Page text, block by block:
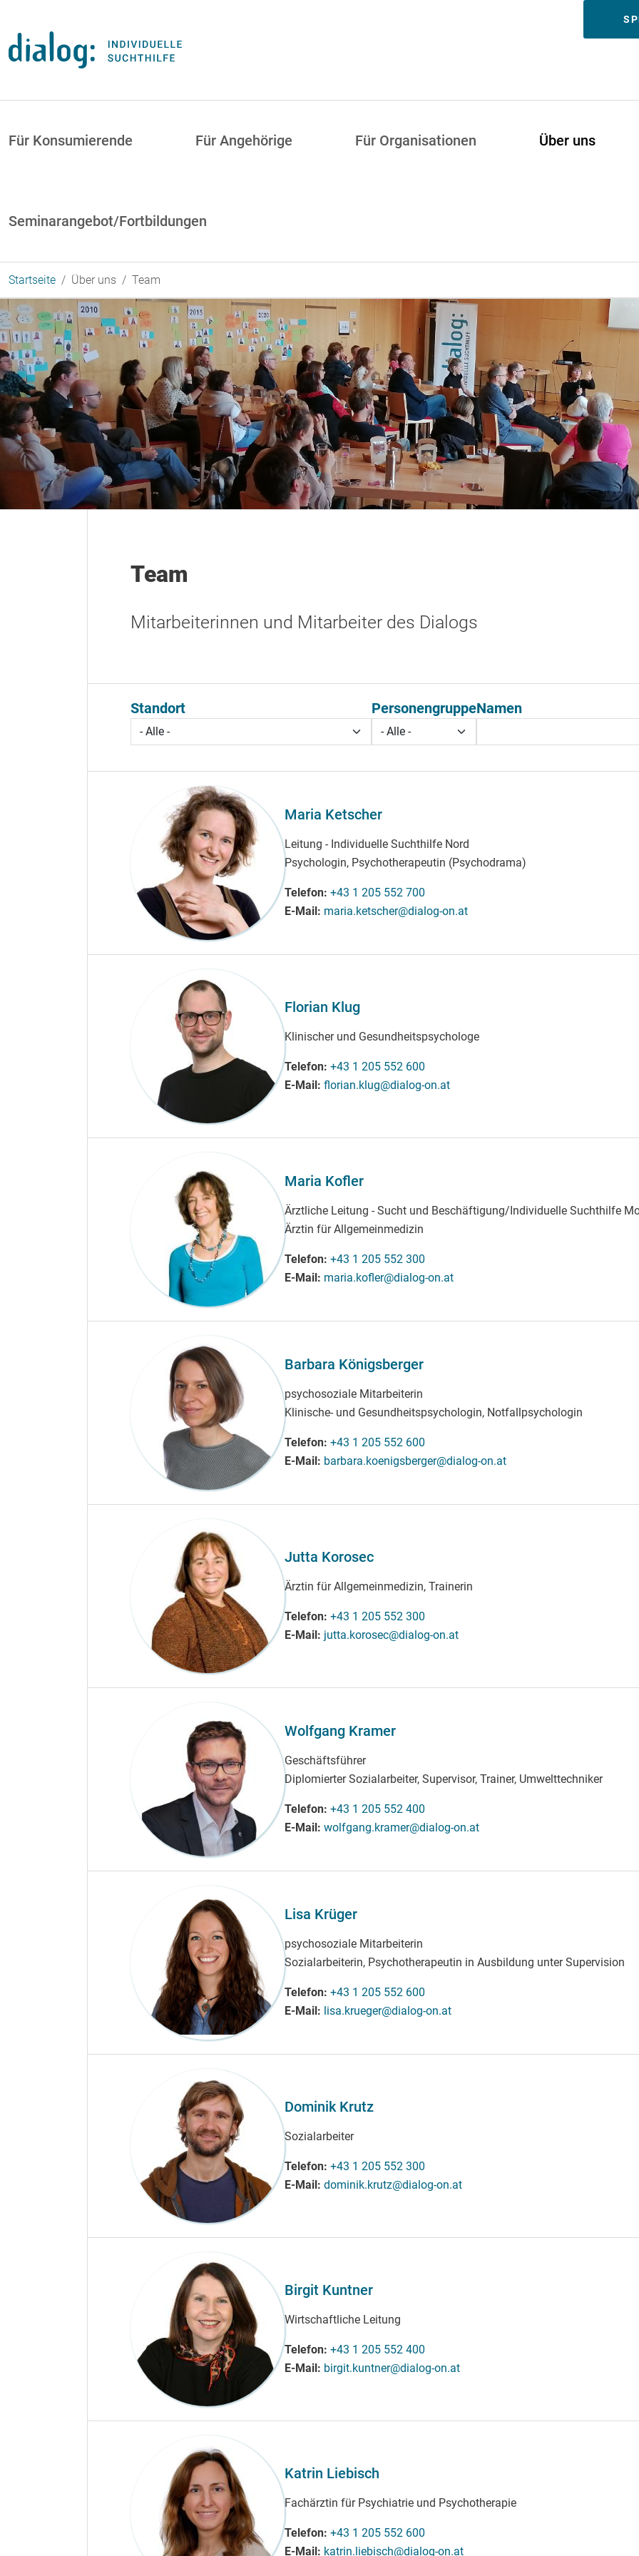
Für Konsumierende Für Angehörige Für Organisationen Über uns
Seminarangebot/Fortbildungen
Startseite Über uns Team
Team
Mitarbeiterinnen und Mitarbeiter des Dialogs
Standort PersonengruppeNamen
Maria Ketscher
Leitung - Individuelle Suchthilfe Nord
Psychologin, Psychotherapeutin (Psychodrama)
Telefon +43 1 205 552 700
E-Mail maria.ketscher@dialog-on.at
Florian Klug
Klinischer und Gesundheitspsychologe
Telefon +43 1 205 552 600
E-Mail florian.klug@dialog-on.at
Maria Kofler
Ärztliche Leitung - Sucht und Beschäftigung/Individuelle Suchthilfe
Ärztin für Allgemeinmedizin
Telefon +43 1 205 552 300
E-Mail maria.kofler@dialog-on.at
Barbara Königsberger
psychosoziale Mitarbeiterin
Klinische- und Gesundheitspsychologin, Notfallpsychologin
Telefon +43 1 205 552 600
E-Mail barbara.koenigsberger@dialog-on.at
Jutta Korosec
Ärztin für Allgemeinmedizin, Trainerin
Telefon +43 1 205 552 300
E-Mail jutta.korosec@dialog-on.at
Wolfgang Kramer
Geschäftsführer
Diplomierter Sozialarbeiter, Supervisor, Trainer, Umwelttechniker
Telefon +43 1 205 552 400
E-Mail wolfgang.kramer@dialog-on.at
Lisa Krüger
psychosoziale Mitarbeiterin
Sozialarbeiterin, Psychotherapeutin in Ausbildung unter Supervision
Telefon +43 1 205 552 600
E-Mail lisa.krueger@dialog-on.at
Dominik Krutz
Sozialarbeiter
Telefon +43 1 205 552 300
E-Mail dominik.krutz@dialog-on.at
Birgit Kuntner
Wirtschaftliche Leitung
Telefon +43 1 205 552 400
E-Mail birgit.kuntner@dialog-on.at
Katrin Liebisch
Fachärztin für Psychiatrie und Psychotherapie
Telefon +43 1 205 552 600
E-Mail katrin.liebisch@dialog-on.at